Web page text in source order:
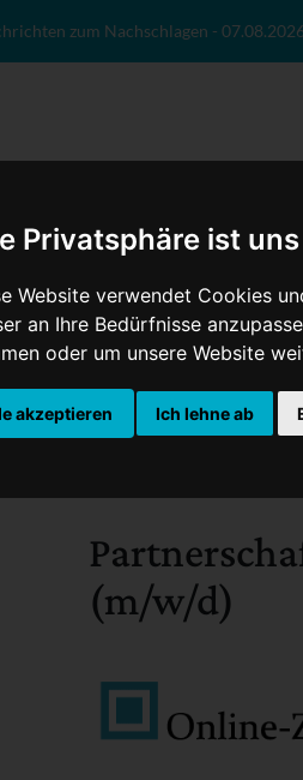
Privatsphäre ist
Website verwendet Cookies
an Ihre Bedürfnisse
oder um unsere Website
akzeptieren Ich lehne ab
zum Nachschlagen - 07.08.2026
Politik Sport Wirtschaft
(m/w/d)